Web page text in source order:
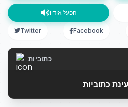
הפעל אודיו
Twitter Facebook
כתוביות